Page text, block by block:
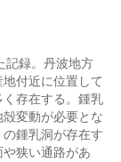
記録。丹波地方
付近に位置して
存在する。鍾乳
変動が必要とな
鍾乳洞が存在す
狭い通路があ